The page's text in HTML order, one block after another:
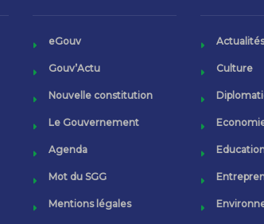
eGouv
Gouv’Actu
Nouvelle constitution
Le Gouvernement
Agenda
Mot du SGG
Mentions légales
Actualités
Culture